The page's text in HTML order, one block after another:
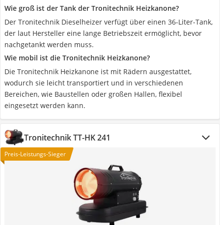
Wie groß ist der Tank der Tronitechnik Heizkanone?
Der Tronitechnik Dieselheizer verfügt über einen 36-Liter-Tank,
der laut Hersteller eine lange Betriebszeit ermöglicht, bevor
nachgetankt werden muss.
Wie mobil ist die Tronitechnik Heizkanone?
Die Tronitechnik Heizkanone ist mit Rädern ausgestattet,
wodurch sie leicht transportiert und in verschiedenen
Bereichen, wie Baustellen oder großen Hallen, flexibel
eingesetzt werden kann.
Tronitechnik TT-HK 241
Preis-Leistungs-Sieger